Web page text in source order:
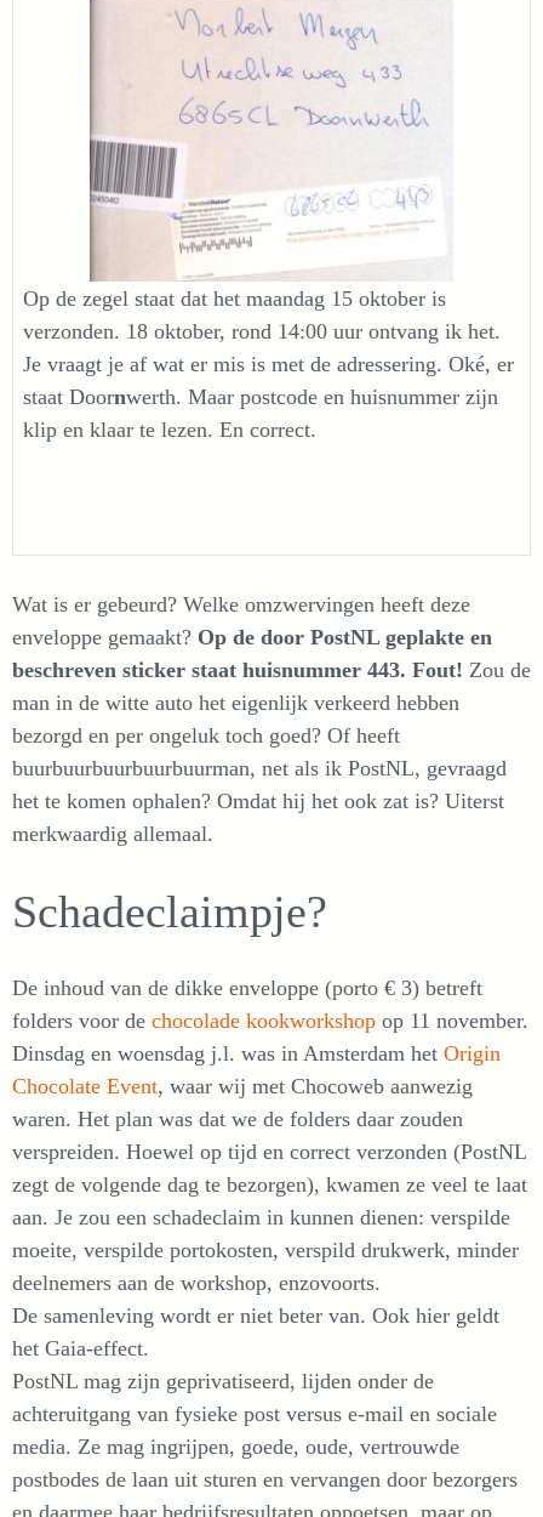
Op de zegel staat dat het maandag 15 oktober is
verzonden. 18 oktober, rond 14:00 uur ontvang ik het.
Je vraagt je af wat er mis is met de adressering. Oké, er
staat Doornwerth. Maar postcode en huisnummer zijn
klip en klaar te lezen. En correct.
Wat is er gebeurd? Welke omzwervingen heeft deze
enveloppe gemaakt? Op de door PostNL geplakte en
beschreven sticker staat huisnummer 443. Fout! Zou de
man in de witte auto het eigenlijk verkeerd hebben
bezorgd en per ongeluk toch goed? Of heeft
buurbuurbuurbuurbuurman, net als ik PostNL, gevraagd
het te komen ophalen? Omdat hij het ook zat is? Uiterst
merkwaardig allemaal.
Schadeclaimpje?
De inhoud van de dikke enveloppe (porto € 3) betreft
folders voor de chocolade kookworkshop op 11 november.
Dinsdag en woensdag j.l. was in Amsterdam het Origin
Chocolate Event, waar wij met Chocoweb aanwezig
waren. Het plan was dat we de folders daar zouden
verspreiden. Hoewel op tijd en correct verzonden (PostNL
zegt de volgende dag te bezorgen), kwamen ze veel te laat
aan. Je zou een schadeclaim in kunnen dienen: verspilde
moeite, verspilde portokosten, verspild drukwerk, minder
deelnemers aan de workshop, enzovoorts.
De samenleving wordt er niet beter van. Ook hier geldt
het Gaia-effect.
PostNL mag zijn geprivatiseerd, lijden onder de
achteruitgang van fysieke post versus e-mail en sociale
media. Ze mag ingrijpen, goede, oude, vertrouwde
postbodes de laan uit sturen en vervangen door bezorgers
en daarmee haar bedrijfsresultaten oppoetsen, maar op